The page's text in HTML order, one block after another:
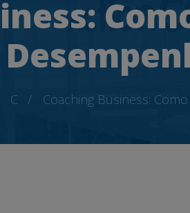
C Coaching Business: